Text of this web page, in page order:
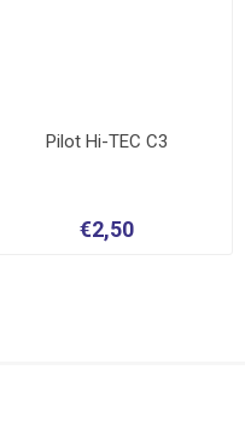
Pilot Hi-TEC C3
€2,50